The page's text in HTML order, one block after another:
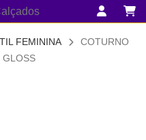
FEMININA
COTURNO
GLOSS